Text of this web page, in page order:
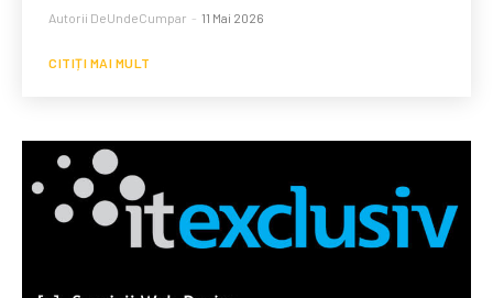
Autorii DeUndeCumpar - 11 Mai 2026
CITIȚI MAI MULT